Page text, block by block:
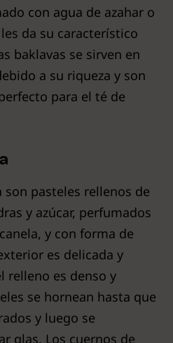
con agua de azahar o
da su característico
baklavas se sirven en
a su riqueza y son
para el té de
son pasteles rellenos de
y azúcar, perfumados
y con forma de
es delicada y
relleno es denso y
se hornean hasta que
y luego se
glas. Los cuernos de